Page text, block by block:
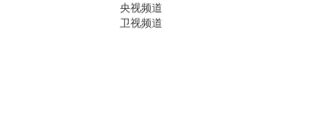
央视频道
卫视频道